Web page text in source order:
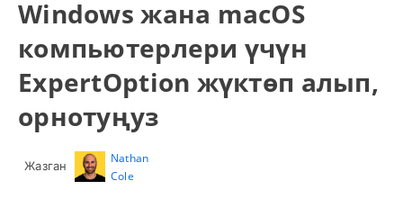
Windows жана macOS
компьютерлери үчүн
ExpertOption жүктөп алып,
орнотуңуз
Жазган
Nathan
Cole